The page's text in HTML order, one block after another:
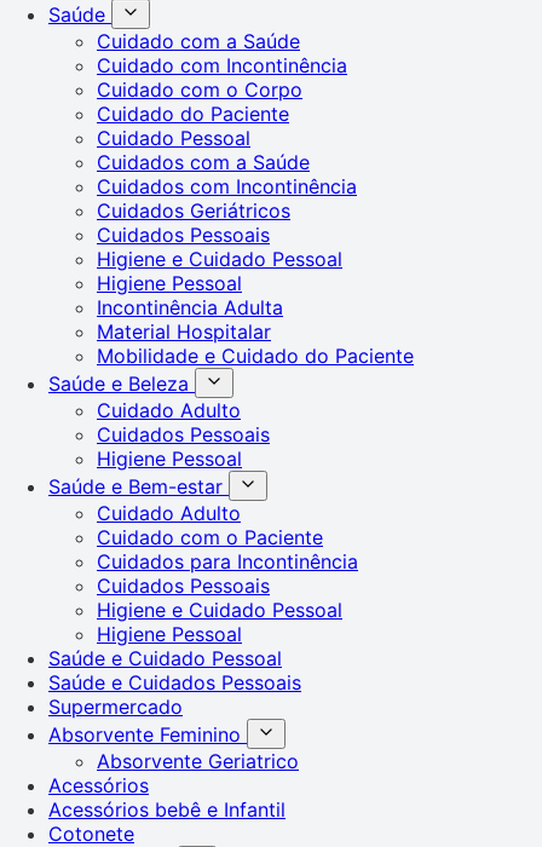
Saúde
Cuidado com a Saúde
Cuidado com Incontinência
Cuidado com o Corpo
Cuidado do Paciente
Cuidado Pessoal
Cuidados com a Saúde
Cuidados com Incontinência
Cuidados Geriátricos
Cuidados Pessoais
Higiene e Cuidado Pessoal
Higiene Pessoal
Incontinência Adulta
Material Hospitalar
Mobilidade e Cuidado do Paciente
Saúde e Beleza
Cuidado Adulto
Cuidados Pessoais
Higiene Pessoal
Saúde e Bem-estar
Cuidado Adulto
Cuidado com o Paciente
Cuidados para Incontinência
Cuidados Pessoais
Higiene e Cuidado Pessoal
Higiene Pessoal
Saúde e Cuidado Pessoal
Saúde e Cuidados Pessoais
Supermercado
Absorvente Feminino
Absorvente Geriatrico
Acessórios
Acessórios bebê e Infantil
Cotonete